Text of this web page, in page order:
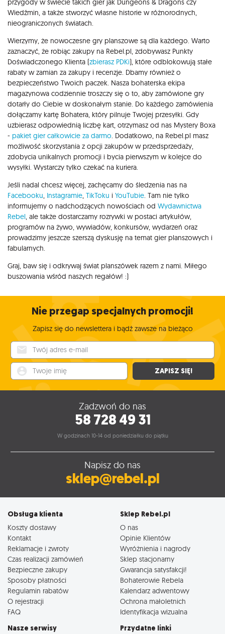
Wiedźmin, a także stworzyć własne historie w różnorodnych,
nieograniczonych światach.
Wierzymy, że nowoczesne gry planszowe są dla każdego. Warto
zaznaczyć, że robiąc zakupy na Rebel.pl, zdobywasz Punkty
Doświadczonego Klienta (zbierasz PDKi), które odblokowują stałe
rabaty w zamian za zakupy i recenzje. Dbamy również o
bezpieczeństwo Twoich paczek. Nasza bohaterska ekipa
magazynowa codziennie troszczy się o to, aby zamówione gry
dotarły do Ciebie w doskonałym stanie. Do każdego zamówienia
dołączamy kartę Bohatera, który pilnuje Twojej przesyłki. Gdy
uzbierasz odpowiednią liczbę kart, otrzymasz od nas Mystery Boxa
- pakiet gier całkowicie za darmo . Dodatkowo, na Rebel.pl masz
możliwość skorzystania z opcji zakupów w przedsprzedaży,
zdobycia unikalnych promocji i bycia pierwszym w kolejce do
wysyłki. Wystarczy tylko czekać na kuriera.
Jeśli nadal chcesz więcej, zachęcamy do śledzenia nas na
Facebooku Instagramie TikToku i YouTubie . Tam nie tylko
informujemy o nadchodzących nowościach od Wydawnictwa
Rebel , ale także dostarczamy rozrywki w postaci artykułów,
programów na żywo, wywiadów, konkursów, wydarzeń oraz
prowadzimy jeszcze szerszą dyskusję na temat gier planszowych i
fabularnych.
Graj, baw się i odkrywaj świat planszówek razem z nami. Miłego
buszowania wśród naszych regałów! :)
Nie przegap specjalnych promocji!
Zapisz się do newslettera i bądź zawsze na bieżąco
ZAPISZ SIĘ!
Zadzwoń do nas
58 728 49 31
W godzinach 10-14 od poniedziałku do piątku
Napisz do nas
sklep@rebel.pl
Obsługa klienta
Koszty dostawy
Kontakt
Reklamacje i zwroty
Czas realizacji zamówień
Bezpieczne zakupy
Sposoby płatności
Regulamin rabatów
O rejestracji
FAQ
Sklep Rebel.pl
O nas
Opinie Klientów
Wyróżnienia i nagrody
Sklep stacjonarny
Gwarancja satysfakcji!
Bohaterowie Rebela
Kalendarz adwentowy
Ochrona małoletnich
Identyfikacja wizualna
Nasze serwisy Przydatne linki